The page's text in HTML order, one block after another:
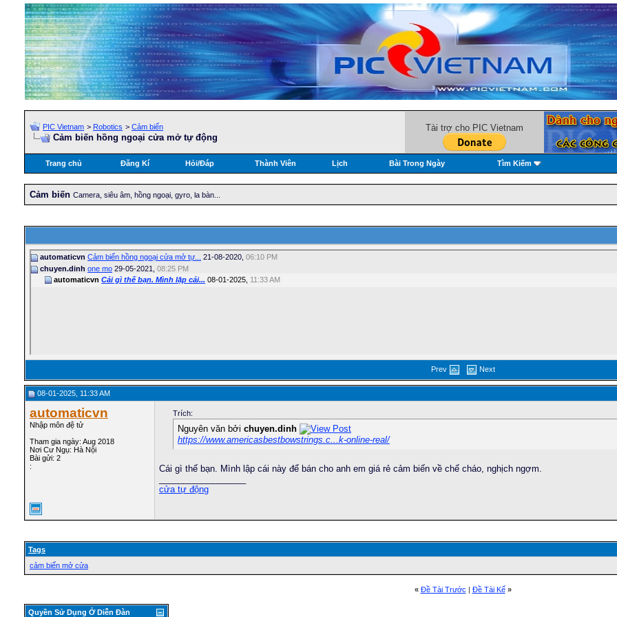
PIC Vietnam > Robotics > Cảm biến
Cảm biến hồng ngoại cửa mở tự động
Tài trợ cho PIC Vietnam
Trang chủ Đăng Kí Hỏi/Ðáp Thành Viên Lịch Bài Trong Ngày Tìm Kiếm
Cảm biến Camera, siêu âm, hồng ngoại, gyro, la bàn...
automaticvn Cảm biến hồng ngoại cửa mở tự... 21-08-2020, 06:10 PM
chuyen.dinh one mo 29-05-2021, 08:25 PM
automaticvn Cái gì thế bạn. Mình lập cái... 08-01-2025, 11:33 AM
Prev Next
08-01-2025, 11:33 AM
automaticvn
Nhập môn đệ tử
Tham gia ngày: Aug 2018
Nơi Cư Ngụ: Hà Nội
Bài gửi: 2
:
Trích:
Nguyên văn bởi chuyen.dinh
https://www.americasbestbowstrings.c...k-online-real/
Cái gì thế bạn. Mình lập cái này để bán cho anh em giá rẻ cảm biến về chế cháo, nghịch ngợm.
cửa tự động
Tags
cảm biến mở cửa
« Ðề Tài Trước | Ðề Tài Kế »
Quyền Sử Dụng Ở Diễn Ðàn